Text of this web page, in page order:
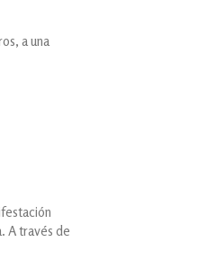
a una
A través de